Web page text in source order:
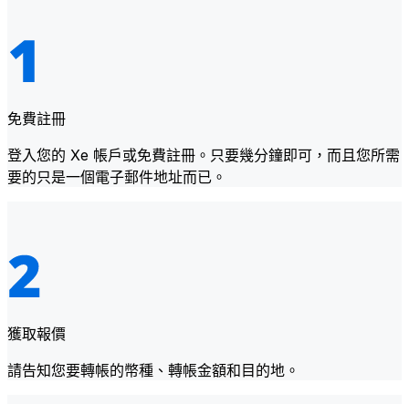
免費註冊
登入您的 Xe 帳戶或免費註冊。只要幾分鐘即可，而且您所需
要的只是一個電子郵件地址而已。
獲取報價
請告知您要轉帳的幣種、轉帳金額和目的地。